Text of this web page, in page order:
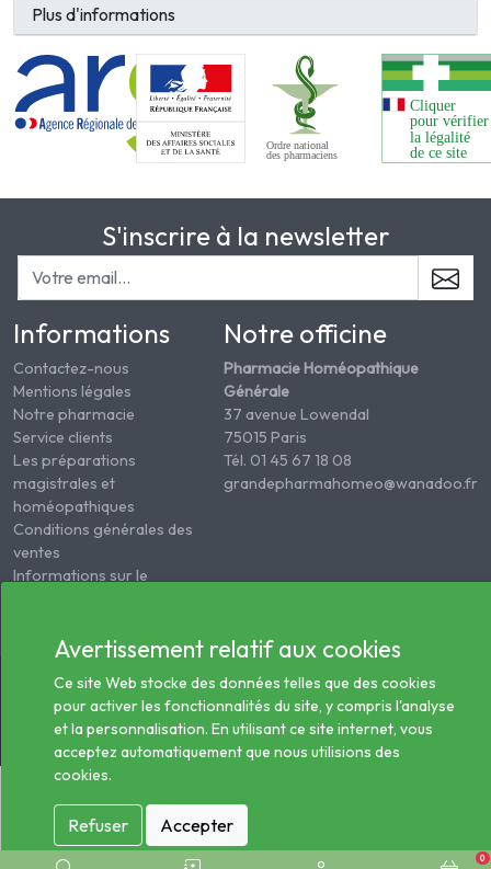
Plus d'informations
S'inscrire à la newsletter
Informations
Contactez-nous
Mentions légales
Notre pharmacie
Service clients
Les préparations
magistrales et
homéopathiques
Conditions générales des
ventes
Informations sur le
Notre officine
Pharmacie Homéopathique
Générale
37 avenue Lowendal
75015 Paris
Tél. 01 45 67 18 08
grandepharmahomeo@wanadoo.fr
© 2026 - Tous droits réservés Pharmacie Homéopathie
Générale
0
Avertissement relatif aux cookies
Ce site Web stocke des données telles que des cookies
pour activer les fonctionnalités du site, y compris l'analyse
et la personnalisation. En utilisant ce site internet, vous
acceptez automatiquement que nous utilisions des
cookies.
Refuser Accepter